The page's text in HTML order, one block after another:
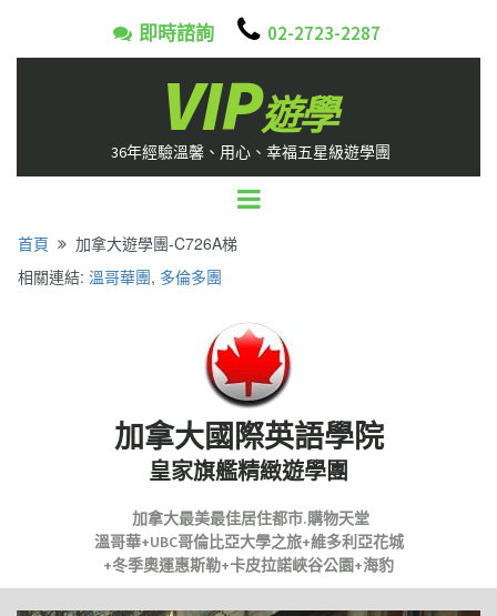
 即時諮詢  02-2723-2287
VIP遊學
36年經驗溫馨、用心、幸福五星級遊學團
首頁  加拿大遊學團-C726A梯
相關連結: 溫哥華團, 多倫多團
加拿大國際英語學院
皇家旗艦精緻遊學團
加拿大最美最佳居住都市.購物天堂
溫哥華+UBC哥倫比亞大學之旅+維多利亞花城
+冬季奧運惠斯勒+卡皮拉諾峽谷公園+海豹